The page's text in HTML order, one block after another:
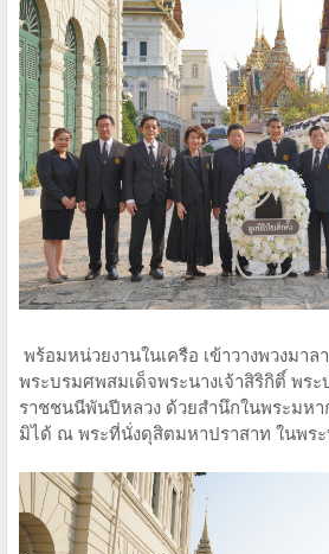
พร้อมหน่วยงานในเครือ เข้าวางพวงมา
พระบรมศพสมเด็จพระนางเจ้าสิริกิติ์ พร
ราชชนนีพันปีหลวง ด้วยสำนึกในพระม
มิได้ ณ พระที่นั่งดุสิตมหาปราสาท ในพร